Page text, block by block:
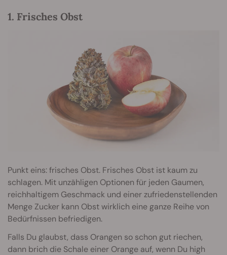
1. Frisches Obst
Punkt eins: frisches Obst. Frisches Obst ist kaum zu
schlagen. Mit unzähligen Optionen für jeden Gaumen,
reichhaltigem Geschmack und einer zufriedenstellenden
Menge Zucker kann Obst wirklich eine ganze Reihe von
Bedürfnissen befriedigen.
Falls Du glaubst, dass Orangen so schon gut riechen,
dann brich die Schale einer Orange auf, wenn Du high